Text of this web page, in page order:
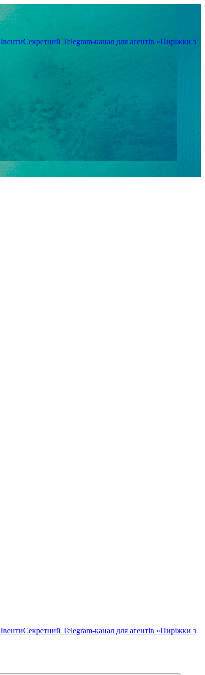
ІвентиСекретний Telegram-канал для агентів «Пиріжки з
ІвентиСекретний Telegram-канал для агентів «Пиріжки з